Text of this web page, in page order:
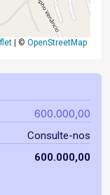
© OpenStreetMap
600.000,00
Consulte-nos
600.000,00